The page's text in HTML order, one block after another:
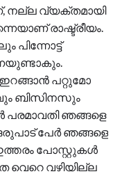
നല്ല വ്യക്തമായി
രാഷ്ട്രീയം.
പിന്നോട്ട്
പറ്റുമോ
ബിസിനസും
പരമാവതി ഞങ്ങളെ
പേര്‍ ഞങ്ങളെ
പോസ്റ്റുകള്‍
വെറെ വഴിയില്ല